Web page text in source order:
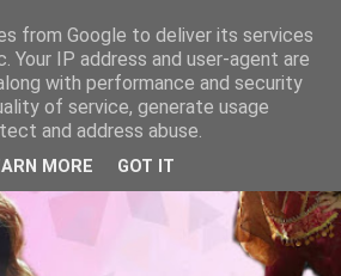
from Google to deliver its services
Your IP address and user-agent are
with performance and security
of service, generate usage
and address abuse.
MORE GOT IT